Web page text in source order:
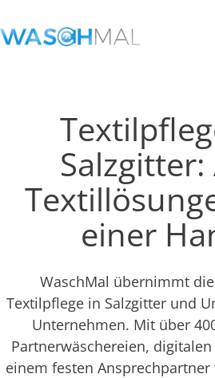
Salzgitter:
einer
WaschMal übernimmt
Textilpflege in Salzgitter und
Unternehmen. Mit über
Partnerwäschereien,
einem festen Ansprechpartner